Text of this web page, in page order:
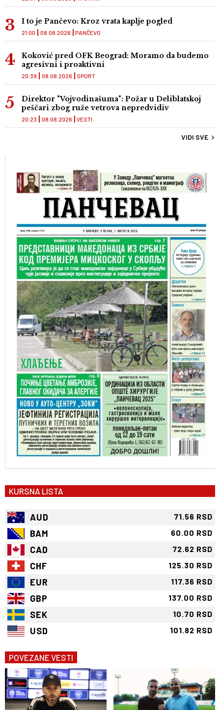
I to je Pančevo: Kroz vrata kaplje pogled
PANČEVO
21:00 08.08.2026
Koković pred OFK Beograd: Moramo da budemo
agresivni i proaktivni
SPORT
20:39 08.08.2026
Direktor "Vojvodinašuma": Požar u Deliblatskoj
peščari zbog ruže vetrova nepredvidiv
VESTI
20:23 08.08.2026
VIDI SVE
KURSNA LISTA
AUD 71.56 RSD
BAM 60.00 RSD
CAD 72.62 RSD
CHF 125.30 RSD
EUR 117.36 RSD
GBP 137.00 RSD
SEK 10.70 RSD
USD 101.82 RSD
POVEZANE VESTI